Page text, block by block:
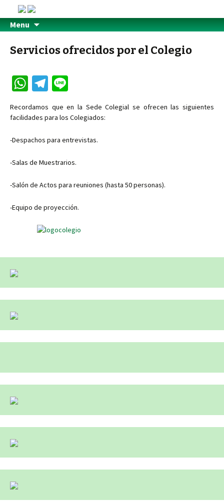
Menu
Servicios ofrecidos por el Colegio
W
h
at
p
p
Te
gr
m
e
Recordamos que en la Sede Colegial se ofrecen las siguientes
facilidades para los Colegiados:
-Despachos para entrevistas.
-Salas de Muestrarios.
-Salón de Actos para reuniones (hasta 50 personas).
-Equipo de proyección.